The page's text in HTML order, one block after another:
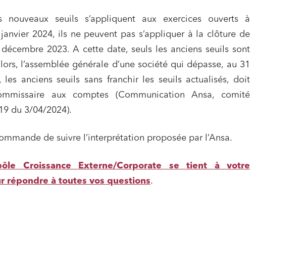
nouveaux seuils s’appliquent aux exercices ouverts à
2024, ils ne peuvent pas s’appliquer à la clôture de
décembre 2023. A cette date, seuls les anciens seuils sont
l’assemblée générale d’une société qui dépasse, au 31
les anciens seuils sans franchir les seuils actualisés, doit
aux comptes (Communication Ansa, comité
du 3/04/2024).
de suivre l’interprétation proposée par l’Ansa.
Croissance Externe/Corporate se tient à votre
répondre à toutes vos questions.